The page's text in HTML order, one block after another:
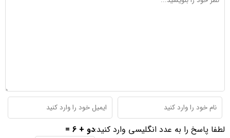
لطفا پاسخ را به عدد انگلیسی وارد کنید:دو + 6 =